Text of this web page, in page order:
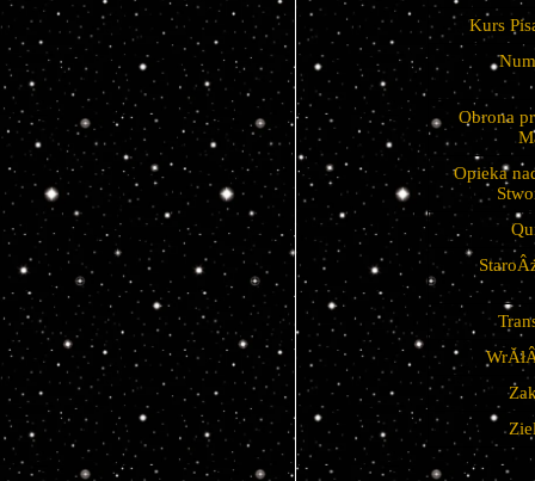
Kurs
Obrona
Opieka